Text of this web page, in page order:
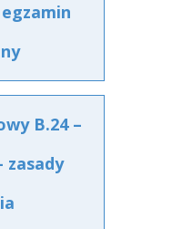
B.24 –
zasady